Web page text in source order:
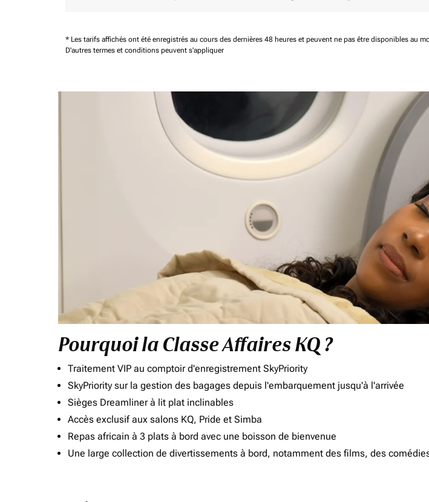
* Les tarifs affichés ont été enregistrés au cours des dernières 48 heures et peuvent ne pas être disponibles au
D'autres termes et conditions peuvent s'appliquer
Pourquoi la Classe Affaires KQ ?
Traitement VIP au comptoir d'enregistrement SkyPriority
SkyPriority sur la gestion des bagages depuis l'embarquement jusqu'à l'arrivée
Sièges Dreamliner à lit plat inclinables
Accès exclusif aux salons KQ, Pride et Simba
Repas africain à 3 plats à bord avec une boisson de bienvenue
Une large collection de divertissements à bord, notamment des films, des